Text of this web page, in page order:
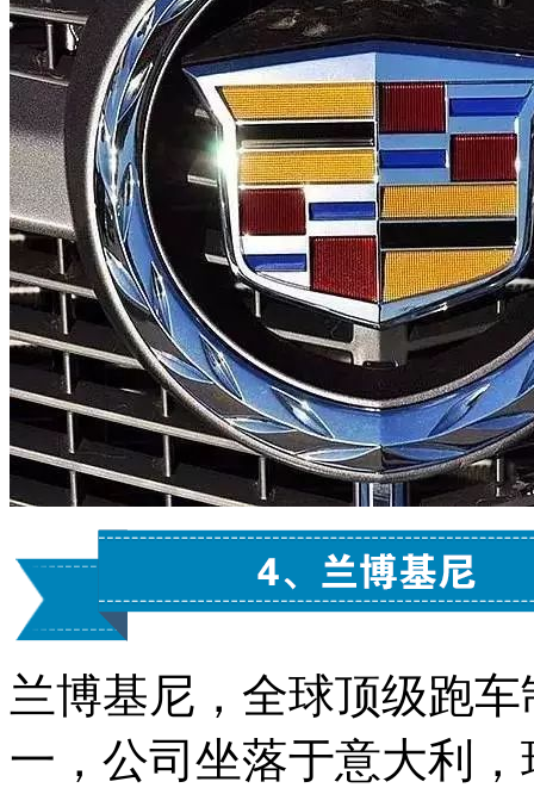
兰博基尼，全球顶级跑
一，公司坐落于意大利